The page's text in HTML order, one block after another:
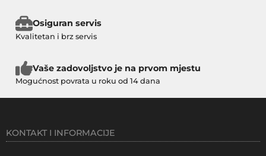
Osiguran servis
Kvalitetan i brz servis
Vaše zadovoljstvo je na prvom mjestu
Mogućnost povrata u roku od 14 dana
KONTAKT I INFORMACIJE